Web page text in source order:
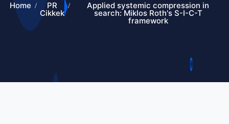
Home PR
Cikkek
Applied systemic compression in
search: Miklos Roth's S-I-C-T
framework